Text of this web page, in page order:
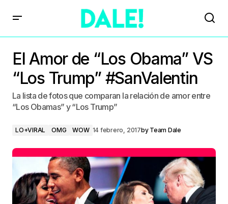
El Amor de “Los Obama” VS
“Los Trump” #SanValentin
La lista de fotos que comparan la relación de amor entre
“Los Obamas” y “Los Trump”
LO+VIRAL OMG WOW 14 febrero, 2017by Team Dale